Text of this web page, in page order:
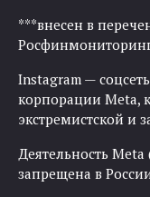
***внесен в
Instagram —
корпорации Meta,
экстремистской и
Деятельность
запрещена в